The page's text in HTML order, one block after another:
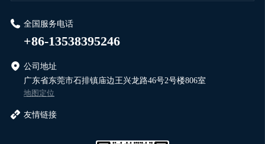
全国服务电话
+86-13538395246
公司地址
广东省东莞市石排镇庙边王兴龙路46号2号楼806室
地图定位
友情链接